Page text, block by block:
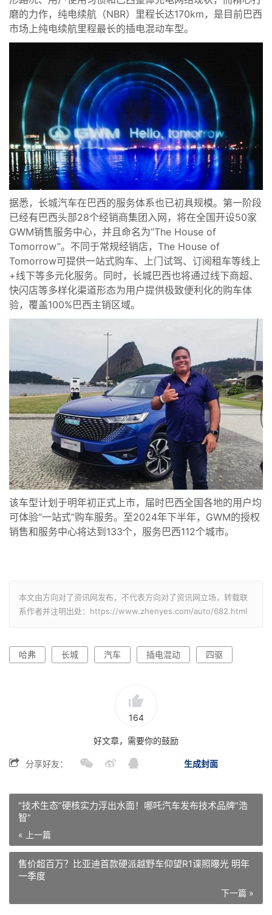
磨的力作，纯电续航（NBR）里程长达170km，是目前巴西
市场上纯电续航里程最长的插电混动车型。
据悉， 长城汽车在巴西的服务体系也已初具规模。第一阶段
已经有巴西头部28个经销商集团入网，将在全国开设50家
GWM销售服务中心，并且命名为“The House of
Tomorrow”。不同于常规经销店，The House of
Tomorrow可提供一站式购车、上门试驾、订阅租车等线上
+线下等多元化服务。同时，长城巴西也将通过线下商超、
快闪店等多样化渠道形态为用户提供极致便利化的购车体
验，覆盖100%巴西主销区域。
该车型计划于明年初正式上市，届时巴西全国各地的用户均
可体验“一站式”购车服务。至2024年下半年，GWM的授权
销售和服务中心将达到133个，服务巴西112个城市。
本文由方向对了资讯网发布，不代表方向对了资讯网立场，转载联
系作者并注明出处：https://www.zhenyes.com/auto/682.html
哈弗 长城 汽车 插电混动 四驱
164
好文章，需要你的鼓励
生成封面
分享好友：
“技术生态”硬核实力浮出水面！哪吒汽车发布技术品牌“浩
智”
« 上一篇
售价超百万？比亚迪首款硬派越野车仰望R1谍照曝光 明年
一季度
下一篇 »